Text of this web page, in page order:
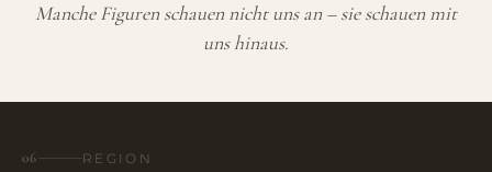
Manche Figuren schauen nicht uns an – sie schauen mit
uns hinaus.
06 REGION